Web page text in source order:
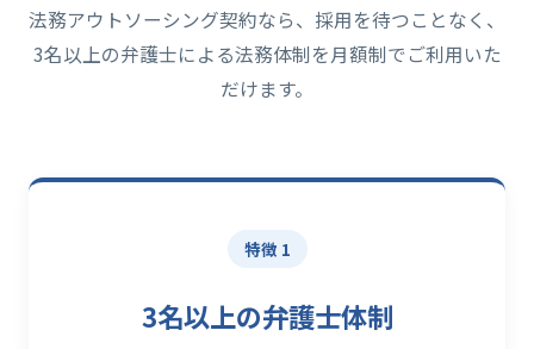
法務アウトソーシング契約なら、採用を待つことなく、
3名以上の弁護士による法務体制を月額制でご利用いた
だけます。
特徴 1
3名以上の弁護士体制